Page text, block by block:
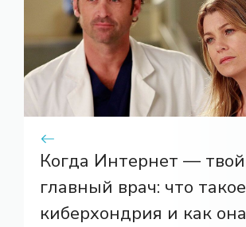
Когда Интернет — твой
главный врач: что такое
киберхондрия и как она